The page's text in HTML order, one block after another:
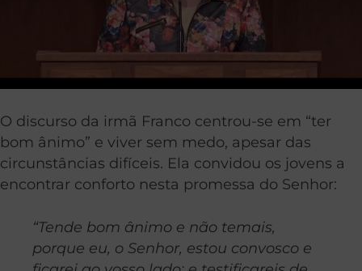
O discurso da irmã Franco centrou-se em “ter
bom ânimo” e viver sem medo, apesar das
circunstâncias difíceis. Ela convidou os jovens a
encontrar conforto nesta promessa do Senhor:
“Tende bom ânimo e não temais,
porque eu, o Senhor, estou convosco e